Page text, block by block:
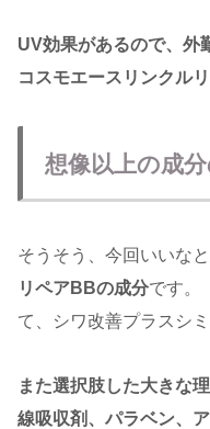
UV効果があるので、外
コスモエースリンクル
想像以上の成
そうそう、今回いいな
リペアBBの成分です。
て、シワ改善プラスシ
また選択肢した大きな
線吸収剤、パラベン、